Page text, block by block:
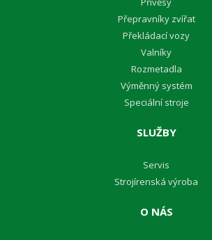
Přepravníky zvířat
Překládací vozy
Valníky
Rozmetadla
Výměnný systém
Speciální stroje
SLUŽBY
Servis
Strojírenská výroba
O NÁS